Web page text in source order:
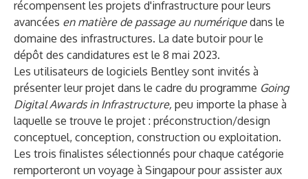
récompensent les projets d'infrastructure pour leurs
avancées en matière de passage au numériquedans le
domaine des infrastructures. La date butoir pour le
dépôt des candidatures est le 8 mai 2023.
Les utilisateurs de logiciels Bentley sont invités à
présenter leur projet dans le cadre du programme Going
Digital Awards in Infrastructure, peu importe la phase à
laquelle se trouve le projet : préconstruction/design
conceptuel, conception, construction ou exploitation.
Les trois finalistes sélectionnés pour chaque catégorie
remporteront un voyage à Singapour pour assister aux